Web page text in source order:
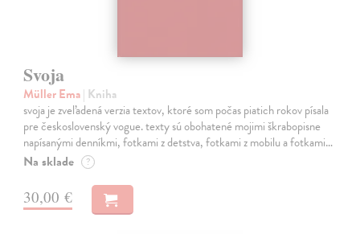
Svoja
Müller Ema| Kniha
svoja je zveľadená verzia textov, ktoré som počas piatich rokov písala
pre československý vogue. texty sú obohatené mojimi škrabopisne
napísanými denníkmi, fotkami z detstva, fotkami z mobilu a fotkami…
Na sklade ?
30,00 €